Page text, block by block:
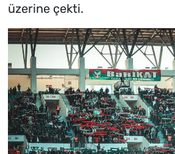
üzerine çekti.